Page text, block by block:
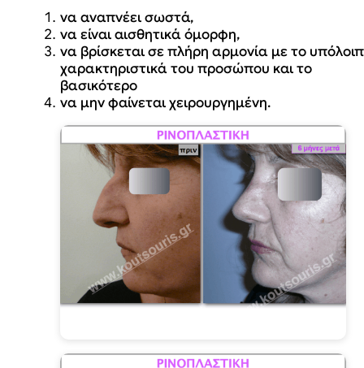
νααναπνέει σωστά,
να είναι αισθητικά όμορφη,
να βρίσκεται σε πλήρη αρμονία με το
χαρακτηριστικά του προσώπου και το
βασικότερο
να μην φαίνεται χειρουργημένη.